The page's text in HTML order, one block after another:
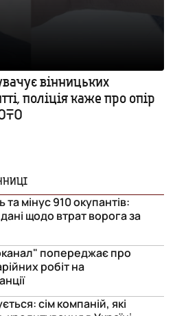
вінницьких
поліція каже про опір
та мінус 910 окупантів:
щодо втрат ворога за
попереджає про
робіт на
сім компаній, які